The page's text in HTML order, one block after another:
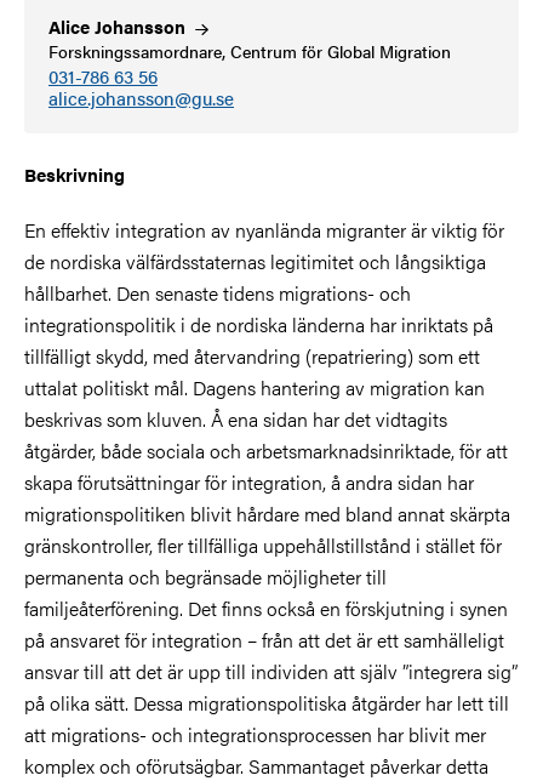
AliceJohansson
Forskningssamordnare, Centrum för Global Migration
031-786 63 56
alice.johansson@gu.se
Beskrivning
En effektiv integration av nyanlända migranter är viktig för
de nordiska välfärdsstaternas legitimitet och långsiktiga
hållbarhet. Den senaste tidens migrations- och
integrationspolitik i de nordiska länderna har inriktats på
tillfälligt skydd, med återvandring (repatriering) som ett
uttalat politiskt mål. Dagens hantering av migration kan
beskrivas som kluven. Å ena sidan har det vidtagits
åtgärder, både sociala och arbetsmarknadsinriktade, för att
skapa förutsättningar för integration, å andra sidan har
migrationspolitiken blivit hårdare med bland annat skärpta
gränskontroller, fler tillfälliga uppehållstillstånd i stället för
permanenta och begränsade möjligheter till
familjeåterförening. Det finns också en förskjutning i synen
på ansvaret för integration – från att det är ett samhälleligt
ansvar till att det är upp till individen att själv ”integrera sig”
på olika sätt. Dessa migrationspolitiska åtgärder har lett till
att migrations- och integrationsprocessen har blivit mer
komplex och oförutsägbar. Sammantaget påverkar detta